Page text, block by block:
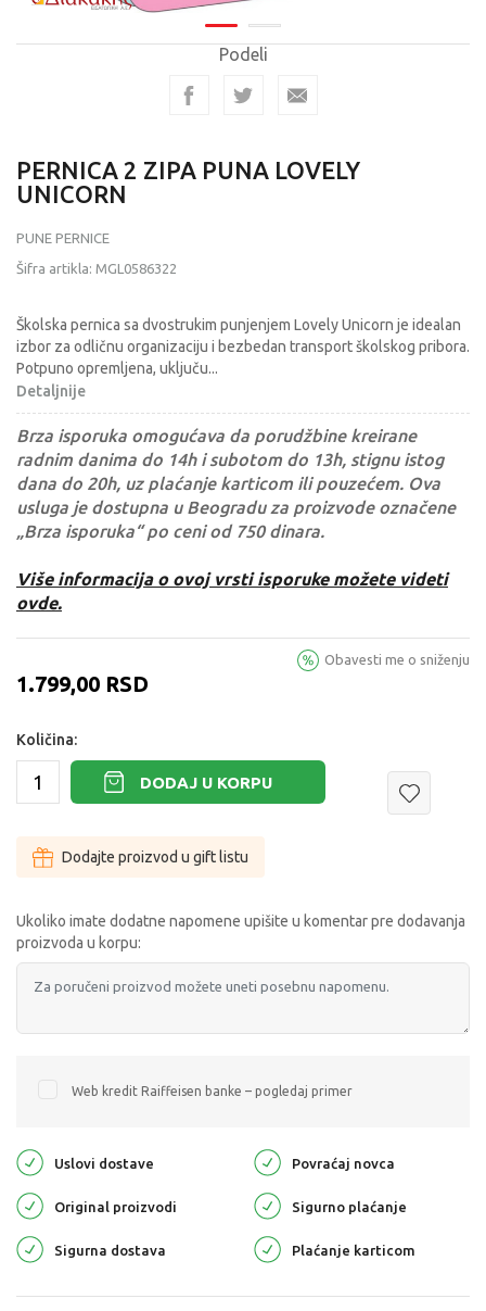
Podeli
PERNICA 2 ZIPA PUNA LOVELY
UNICORN
PUNE PERNICE
Šifra artikla: MGL0586322
Školska pernica sa dvostrukim punjenjem Lovely Unicorn je idealan
izbor za odličnu organizaciju i bezbedan transport školskog pribora.
Potpuno opremljena, uključu...
Detaljnije
Brza isporuka omogućava da porudžbine kreirane
radnim danima do 14h i subotom do 13h, stignu istog
dana do 20h, uz plaćanje karticom ili pouzećem. Ova
usluga je dostupna u Beogradu za proizvode označene
„Brza isporuka“ po ceni od 750 dinara.
Više informacija o ovoj vrsti isporuke možete videti
ovde.
1.799,00 RSD
Obavesti me o sniženju
Količina:
DODAJ U KORPU
Dodajte proizvod u gift listu
Ukoliko imate dodatne napomene upišite u komentar pre dodavanja
proizvoda u korpu:
Web kredit Raiffeisen banke – pogledaj primer
Uslovi dostave Povraćaj novca
Original proizvodi Sigurno plaćanje
Sigurna dostava Plaćanje karticom